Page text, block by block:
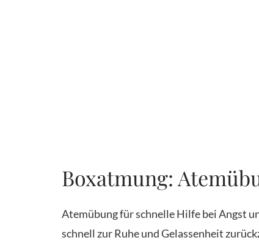
Boxatmung:
Atemübung für schnelle Hilfe bei Angst
schnell zur Ruhe und Gelassenheit